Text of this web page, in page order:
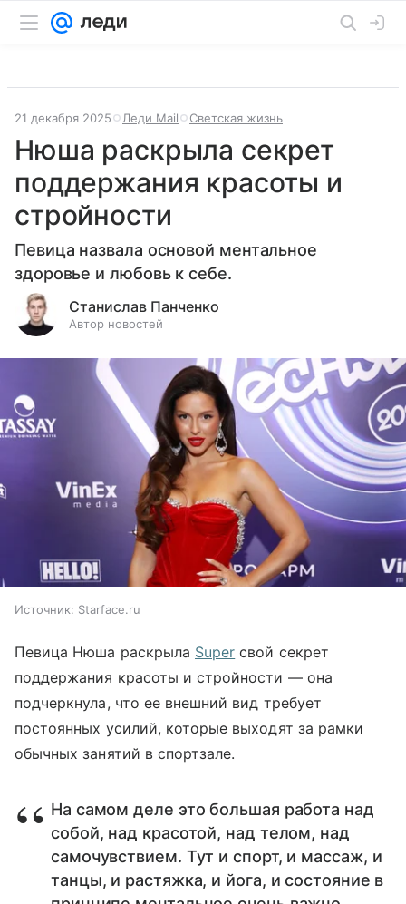
21 декабря 2025 Леди Mail Светская жизнь
Нюша раскрыла секрет
поддержания красоты и
стройности
Певица назвала основой ментальное
здоровье и любовь к себе.
Станислав Панченко
Автор новостей
Источник: Starface.ru
Певица Нюша раскрыла Super свой секрет
поддержания красоты и стройности — она
подчеркнула, что ее внешний вид требует
постоянных усилий, которые выходят за рамки
обычных занятий в спортзале.
На самом деле это большая работа над
собой, над красотой, над телом, над
самочувствием. Тут и спорт, и массаж, и
танцы, и растяжка, и йога, и состояние в